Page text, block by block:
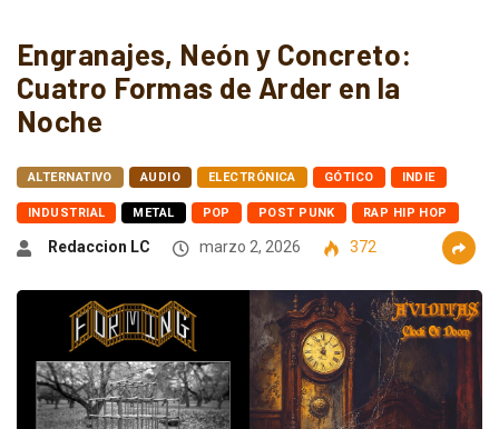
Engranajes, Neón y Concreto:
Cuatro Formas de Arder en la
Noche
ALTERNATIVO AUDIO ELECTRÓNICA GÓTICO INDIE
INDUSTRIAL METAL POP POST PUNK RAP HIP HOP
Redaccion LC marzo 2, 2026 372